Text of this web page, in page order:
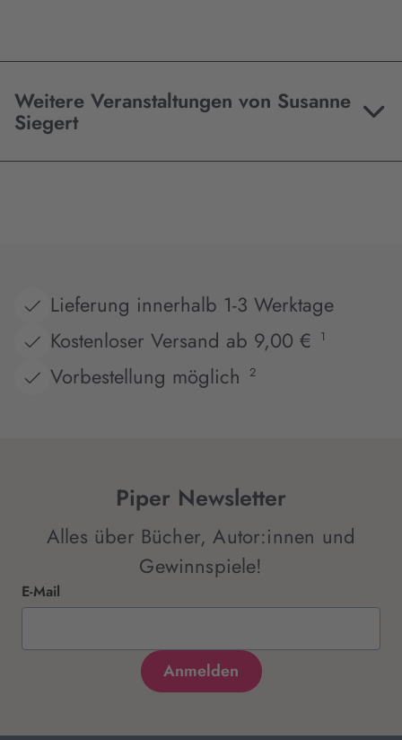
Weitere Veranstaltungen von Susanne
Siegert
Lieferung innerhalb 1-3 Werktage
Kostenloser Versand ab 9,00 €
1
Vorbestellung möglich 2
Piper Newsletter
Alles über Bücher, Autor:innen und
Gewinnspiele!
E-Mail